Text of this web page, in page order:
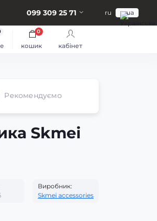
099 309 25 71 ru ua
кошик
0
кабінет
Рекомендуємо
Skmei
Виробник:
Skmei accessories